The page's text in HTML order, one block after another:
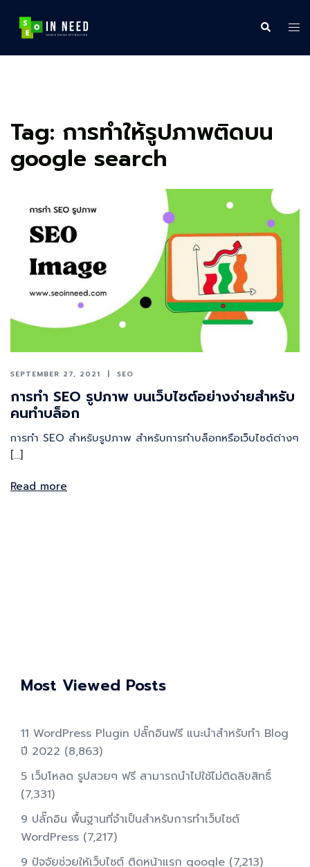
content
Search
Tag: การทำให้รูปภาพติดบน
google search
SEPTEMBER 27, 2021 SEO
การทำ SEO รูปภาพ บนเว็บไซต์อย่างง่ายสำหรับ
คนทำบล็อก
การทำ SEO สำหรับรูปภาพ สำหรับการทำบล็อกหรือเว็บไซต์ต่างๆ
[…]
Read more
Most Viewed Posts
11 WordPress Plugin ปลั๊กอินฟรี แนะนำสำหรับทำ Blog
ปี 2022 (8,863)
5 เว็บโหลด รูปสวยๆ ฟรี สามารถนำไปใช้ไม่ติดลิขสิทธิ์
(7,331)
9 ปลั๊กอิน พื้นฐานที่จำเป็นสำหรับการทําเว็บไซต์
WordPress (7,217)
9 ปัจจัยช่วยให้เว็บไซต์ ติดหน้าแรก google (7,213)